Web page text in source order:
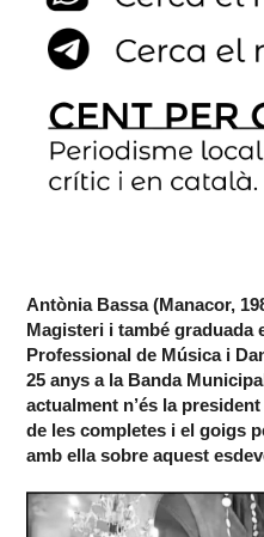
Antònia Bassa (Manacor,
Magisteri i també graduada
Professional de Música i
25 anys a la Banda
actualment n’és la
de les completes i el goigs
amb ella sobre aquest